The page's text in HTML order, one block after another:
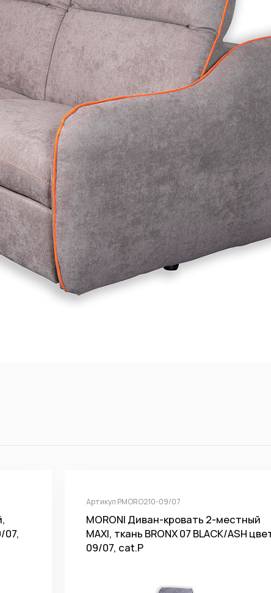
07,
Артикул PMORO210-09/07
MORONI Диван-кровать 2-местный
MAXI, ткань BRONX 07 BLACK/ASH
09/07, cat.P